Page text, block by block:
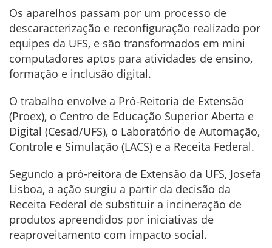
Os aparelhos passam por um processo de
descaracterização e reconfiguração realizado por
equipes da UFS, e são transformados em mini
computadores aptos para atividades de ensino,
formação e inclusão digital.
O trabalho envolve a Pró-Reitoria de Extensão
(Proex), o Centro de Educação Superior Aberta e
Digital (Cesad/UFS), o Laboratório de Automação,
Controle e Simulação (LACS) e a Receita Federal.
Segundo a pró-reitora de Extensão da UFS, Josefa
Lisboa, a ação surgiu a partir da decisão da
Receita Federal de substituir a incineração de
produtos apreendidos por iniciativas de
reaproveitamento com impacto social.